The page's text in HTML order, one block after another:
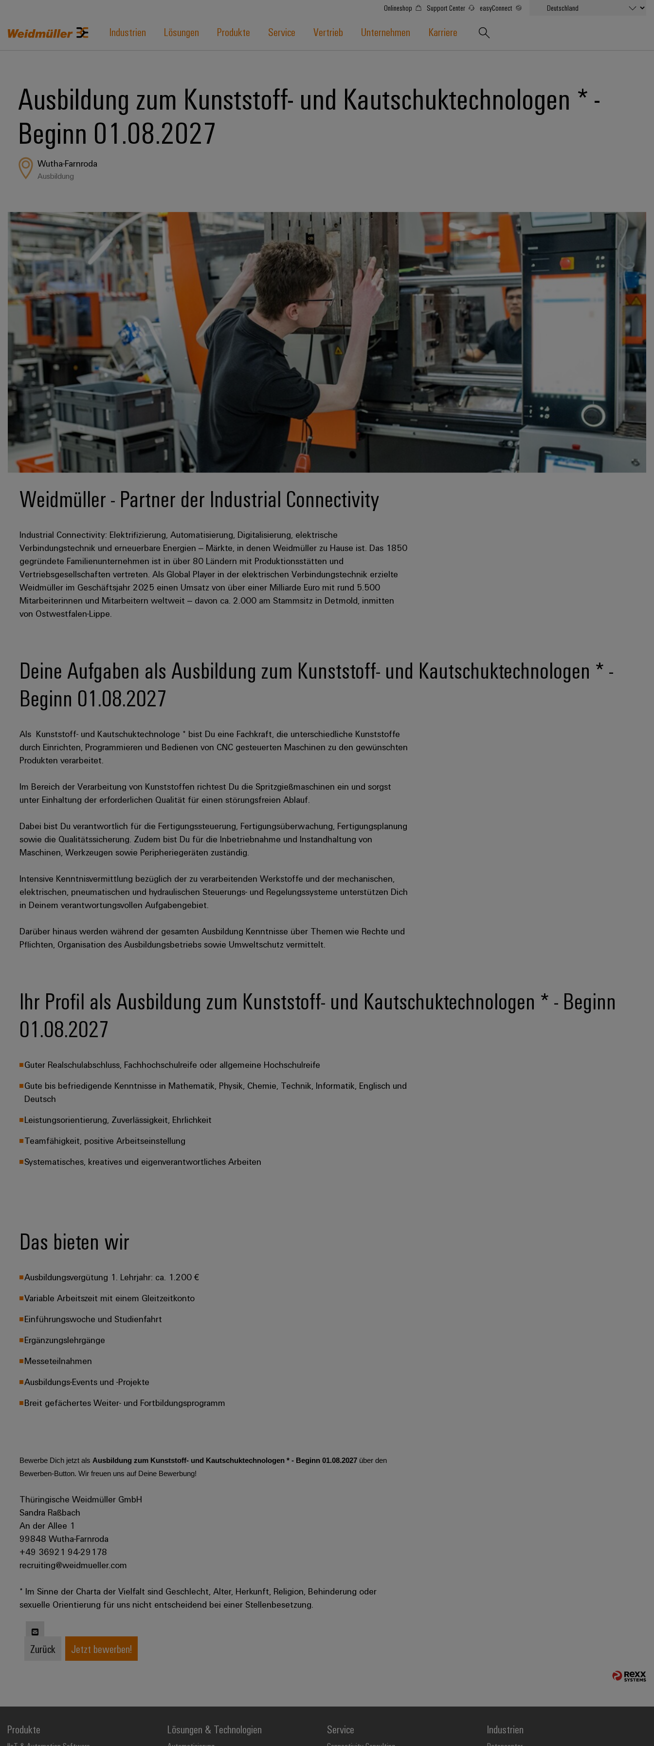
Onlineshop Support Center easyConnect
Industrien Lösungen Produkte Service Vertrieb Unternehmen Karriere
Ausbildung zum Kunststoff- und Kautschuktechnologen * -
Beginn 01.08.2027
Wutha-Farnroda
Ausbildung
Weidmüller - Partner der Industrial Connectivity
Industrial Connectivity: Elektrifizierung, Automatisierung, Digitalisierung, elektrische
Verbindungstechnik und erneuerbare Energien – Märkte, in denen Weidmüller zu Hause ist. Das 1850
gegründete Familienunternehmen ist in über 80 Ländern mit Produktionsstätten und
Vertriebsgesellschaften vertreten. Als Global Player in der elektrischen Verbindungstechnik erzielte
Weidmüller im Geschäftsjahr 2025 einen Umsatz von über einer Milliarde Euro mit rund 5.500
Mitarbeiterinnen und Mitarbeitern weltweit – davon ca. 2.000 am Stammsitz in Detmold, inmitten
von Ostwestfalen-Lippe.
Deine Aufgaben als Ausbildung zum Kunststoff- und Kautschuktechnologen * -
Beginn 01.08.2027
Als Kunststoff- und Kautschuktechnologe * bist Du eine Fachkraft, die unterschiedliche Kunststoffe
durch Einrichten, Programmieren und Bedienen von CNC gesteuerten Maschinen zu den gewünschten
Produkten verarbeitet.
Im Bereich der Verarbeitung von Kunststoffen richtest Du die Spritzgießmaschinen ein und sorgst
unter Einhaltung der erforderlichen Qualität für einen störungsfreien Ablauf.
Dabei bist Du verantwortlich für die Fertigungssteuerung, Fertigungsüberwachung, Fertigungsplanung
sowie die Qualitätssicherung. Zudem bist Du für die Inbetriebnahme und Instandhaltung von
Maschinen, Werkzeugen sowie Peripheriegeräten zuständig.
Intensive Kenntnisvermittlung bezüglich der zu verarbeitenden Werkstoffe und der mechanischen,
elektrischen, pneumatischen und hydraulischen Steuerungs- und Regelungssysteme unterstützen Dich
in Deinem verantwortungsvollen Aufgabengebiet.
Darüber hinaus werden während der gesamten Ausbildung Kenntnisse über Themen wie Rechte und
Pflichten, Organisation des Ausbildungsbetriebs sowie Umweltschutz vermittelt.
Ihr Profil als Ausbildung zum Kunststoff- und Kautschuktechnologen * - Beginn
01.08.2027
Guter Realschulabschluss, Fachhochschulreife oder allgemeine Hochschulreife
Gute bis befriedigende Kenntnisse in Mathematik, Physik, Chemie, Technik, Informatik, Englisch und
Deutsch
Leistungsorientierung, Zuverlässigkeit, Ehrlichkeit
Teamfähigkeit, positive Arbeitseinstellung
Systematisches, kreatives und eigenverantwortliches Arbeiten
Das bieten wir
Ausbildungsvergütung 1. Lehrjahr: ca. 1.200 €
Variable Arbeitszeit mit einem Gleitzeitkonto
Einführungswoche und Studienfahrt
Ergänzungslehrgänge
Messeteilnahmen
Ausbildungs-Events und -Projekte
Breit gefächertes Weiter- und Fortbildungsprogramm
Bewerbe Dich jetzt als Ausbildung zum Kunststoff- und Kautschuktechnologen * - Beginn 01.08.2027 über den
Bewerben-Button. Wir freuen uns auf Deine Bewerbung!
Thüringische Weidmüller GmbH
Sandra Raßbach
An der Allee 1
99848 Wutha-Farnroda
+49 36921 94-29178
recruiting@weidmueller.com
* Im Sinne der Charta der Vielfalt sind Geschlecht, Alter, Herkunft, Religion, Behinderung oder
sexuelle Orientierung für uns nicht entscheidend bei einer Stellenbesetzung.
Zurück Jetzt bewerben!
Produkte Lösungen & Technologien Service Industrien